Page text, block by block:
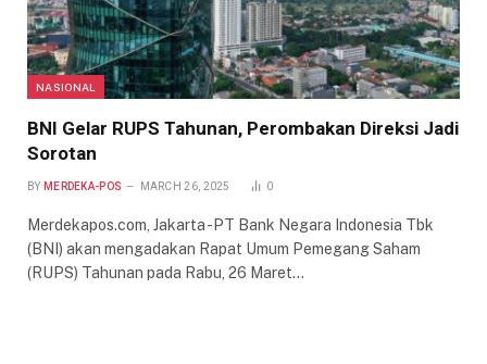
NASIONAL
BNI Gelar RUPS Tahunan, Perombakan Direksi Jadi
Sorotan
BY MERDEKA-POS MARCH 26, 2025 0
Merdekapos.com, Jakarta -PT Bank Negara Indonesia Tbk
(BNI) akan mengadakan Rapat Umum Pemegang Saham
(RUPS) Tahunan pada Rabu, 26 Maret…